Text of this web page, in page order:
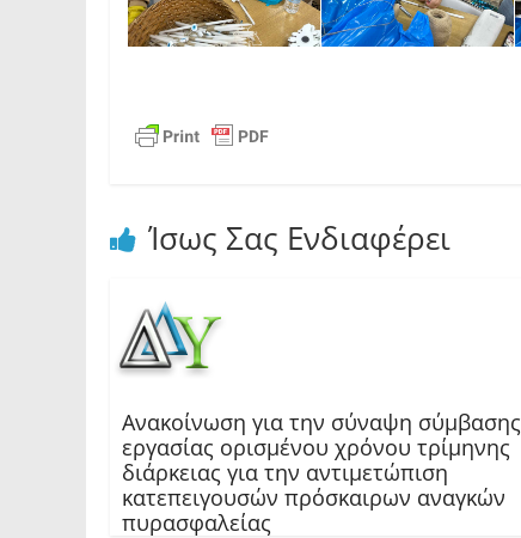
Ίσως Σας Ενδιαφέρει
Ανακοίνωση για την σύναψη σύμβασης
εργασίας ορισμένου χρόνου τρίμηνης
διάρκειας για την αντιμετώπιση
κατεπειγουσών πρόσκαιρων αναγκών
πυρασφαλείας